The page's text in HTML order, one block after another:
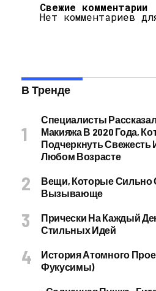
Свежие комментарии
Нет комментариев
В Тренде
Специалисты
Макияжа В 2020 Года,
Подчеркнуть Свежесть
Любом Возрасте
Вещи, Которые Сильно
Вызывающе
Прически На Каждый
Стильных Идей
История Атомного
Фукусимы)